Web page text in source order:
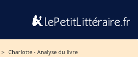
Charlotte - Analyse du livre